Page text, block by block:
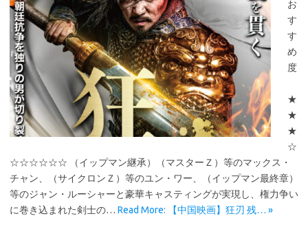
お
す
す
め
度
★
★
★
☆
☆☆☆☆☆☆ （イップマン継承）（マスターＺ）等のマックス・
チャン、（サイクロンＺ）等のユン・ワー、（イップマン最終章）
等のジャン・ルーシャーと豪華キャスティングが実現し、権力争い
に巻き込まれた剣士の… Read More: 【中国映画】狂刃 残… »